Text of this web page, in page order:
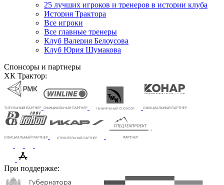
25 лучших игроков и тренеров в истории клуба
История Трактора
Все игроки
Все главные тренеры
Клуб Валерия Белоусова
Клуб Юрия Шумакова
Спонсоры и партнеры
ХК Трактор:
При поддержке: